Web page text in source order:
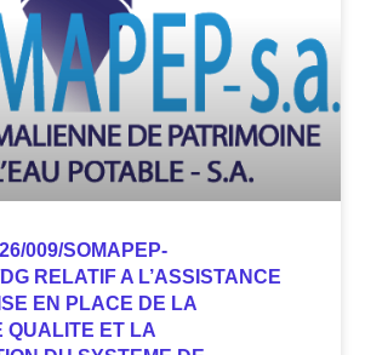
009/SOMAPEP-
RELATIF A L’ASSISTANCE
EN PLACE DE LA
QUALITE ET LA